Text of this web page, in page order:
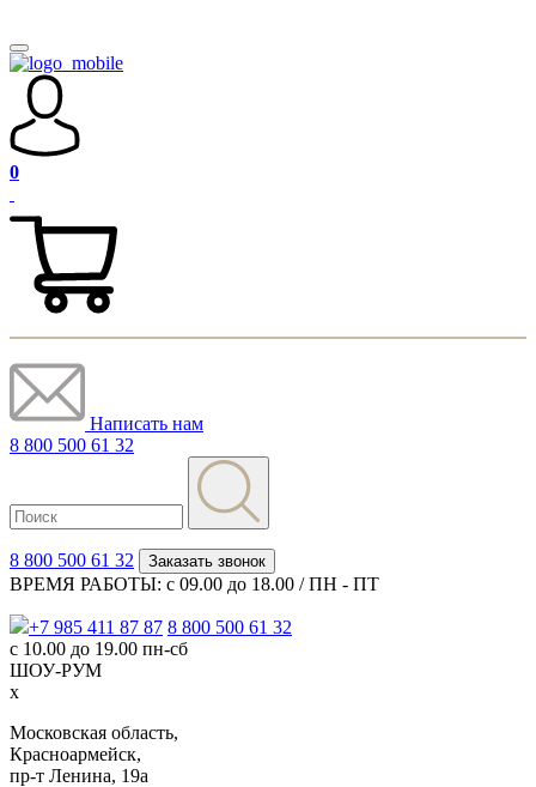
0
Написать нам
8 800 500 61 32
8 800 500 61 32 Заказать звонок
ВРЕМЯ РАБОТЫ: с 09.00 до 18.00 / ПН - ПТ
+7 985 411 87 87 8 800 500 61 32
с 10.00 до 19.00 пн-сб
ШОУ-РУМ
x
Московская область,
Красноармейск,
пр-т Ленина, 19а